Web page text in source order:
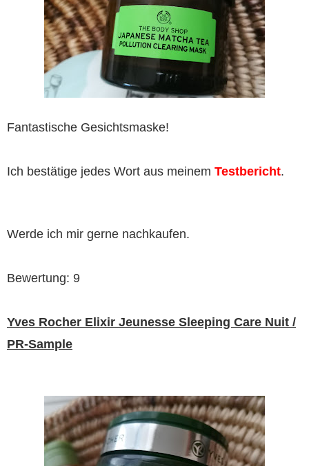
Fantastische Gesichtsmaske!
Ich bestätige jedes Wort aus meinem Testbericht.
Werde ich mir gerne nachkaufen.
Bewertung: 9
Yves Rocher Elixir Jeunesse Sleeping Care Nuit /
PR-Sample